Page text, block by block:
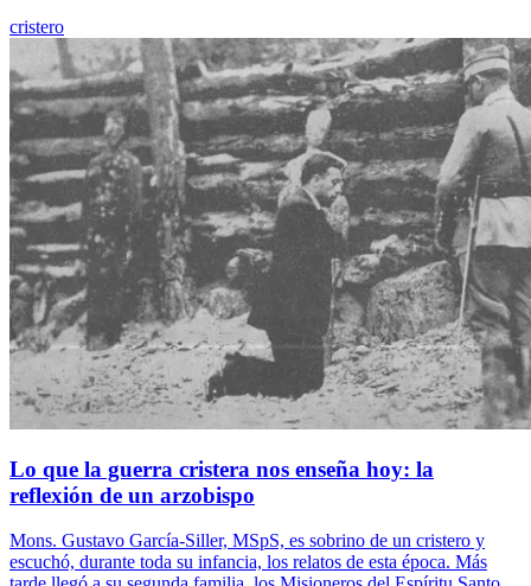
cristero
Lo que la guerra cristera nos enseña hoy: la
reflexión de un arzobispo
Mons. Gustavo García-Siller, MSpS, es sobrino de un cristero y
escuchó, durante toda su infancia, los relatos de esta época. Más